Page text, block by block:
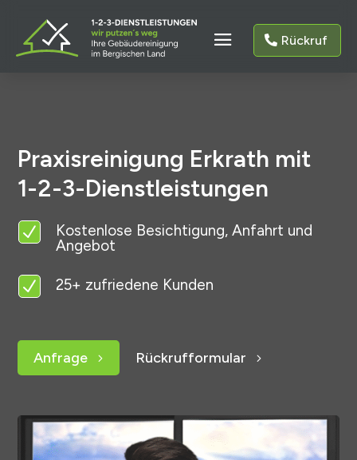
Rückruf
Praxisreinigung Erkrath mit
1-2-3-Dienstleistungen
N
Kostenlose Besichtigung, Anfahrt und
Angebot
N 25+ zufriedene Kunden
Anfrage Rückrufformular